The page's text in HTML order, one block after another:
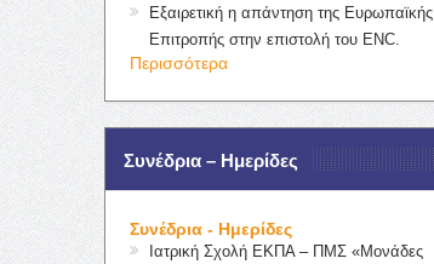
Εξαιρετική η απάντηση της Ευρωπαϊκής
Επιτροπής στην επιστολή του ENC.
Περισσότερα
Συνέδρια – Ημερίδες
Συνέδρια - Ημερίδες
Ιατρική Σχολή ΕΚΠΑ – ΠΜΣ «Μονάδες